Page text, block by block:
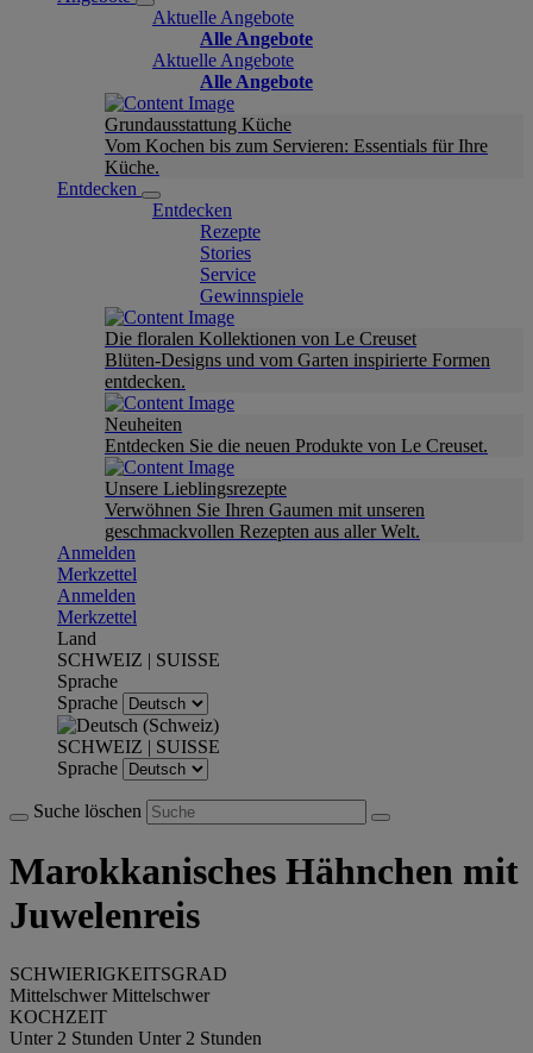
Aktuelle Angebote
Alle Angebote
Aktuelle Angebote
Alle Angebote
Grundausstattung Küche
Vom Kochen bis zum Servieren: Essentials für Ihre
Küche.
Entdecken
Entdecken
Rezepte
Stories
Service
Gewinnspiele
Die floralen Kollektionen von Le Creuset
Blüten-Designs und vom Garten inspirierte Formen
entdecken.
Neuheiten
Entdecken Sie die neuen Produkte von Le Creuset.
Unsere Lieblingsrezepte
Verwöhnen Sie Ihren Gaumen mit unseren
geschmackvollen Rezepten aus aller Welt.
Anmelden
Merkzettel
Anmelden
Merkzettel
Land
SCHWEIZ | SUISSE
Sprache
Sprache
SCHWEIZ | SUISSE
Sprache
Suche löschen
Marokkanisches Hähnchen mit
Juwelenreis
SCHWIERIGKEITSGRAD
Mittelschwer Mittelschwer
KOCHZEIT
Unter 2 Stunden Unter 2 Stunden